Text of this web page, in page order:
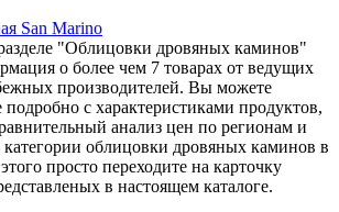
San Marino
"Облицовки дровяных каминов"
о более чем 7 товарах от ведущих
производителей. Вы можете
подробно c характеристиками продуктов,
анализ цен по регионам и
категории облицовки дровяных каминов в
просто переходите на карточку
в настоящем каталоге.